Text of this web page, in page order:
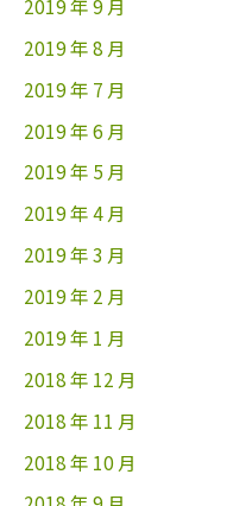
2019 年 9 月
2019 年 8 月
2019 年 7 月
2019 年 6 月
2019 年 5 月
2019 年 4 月
2019 年 3 月
2019 年 2 月
2019 年 1 月
2018 年 12 月
2018 年 11 月
2018 年 10 月